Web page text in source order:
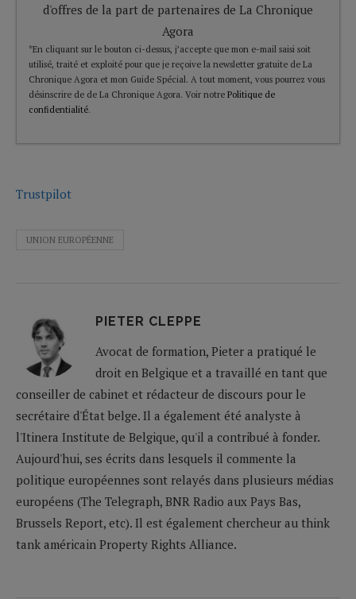
d'offres de la part de partenaires de La Chronique
Agora
*En cliquant sur le bouton ci-dessus, j’accepte que mon e-mail saisi soit
utilisé, traité et exploité pour que je reçoive la newsletter gratuite de La
Chronique Agora et mon Guide Spécial. A tout moment, vous pourrez vous
désinscrire de de La Chronique Agora. Voir notre Politique de
confidentialité.
Trustpilot
UNION EUROPÉENNE
PIETER CLEPPE
Avocat de formation, Pieter a pratiqué le
droit en Belgique et a travaillé en tant que
conseiller de cabinet et rédacteur de discours pour le
secrétaire d'État belge. Il a également été analyste à
l'Itinera Institute de Belgique, qu'il a contribué à fonder.
Aujourd'hui, ses écrits dans lesquels il commente la
politique européennes sont relayés dans plusieurs médias
européens (The Telegraph, BNR Radio aux Pays Bas,
Brussels Report, etc). Il est également chercheur au think
tank américain Property Rights Alliance.